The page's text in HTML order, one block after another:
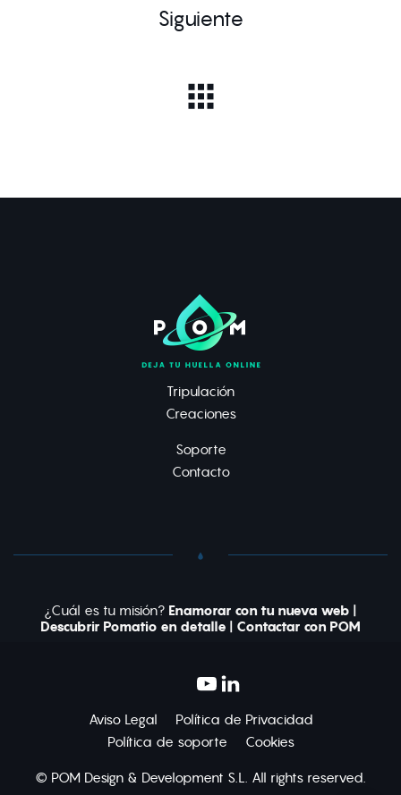
Siguiente
Tripulación
Creaciones
Soporte
Contacto
¿Cuál es tu misión? Enamorar con tu nueva web |
Descubrir Pomatio en detalle | Contactar con POM
Aviso Legal
Política de Privacidad
Política de soporte
Cookies
© POM Design & Development S.L. All rights reserved.